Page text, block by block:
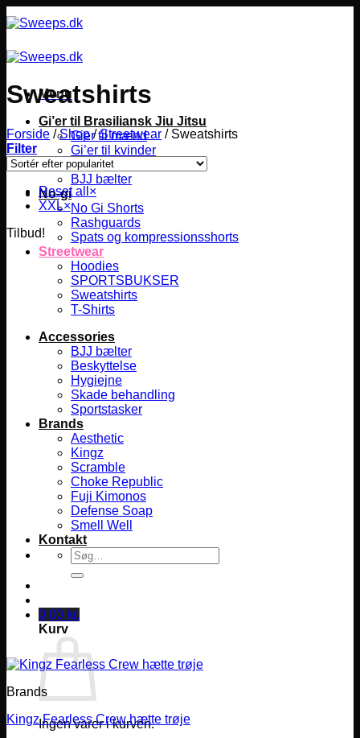
til
Menu
Gi’er til Brasiliansk Jiu Jitsu
Gier til mænd
Gi’er til kvinder
Gier til børn
BJJ bælter
No-gi
No Gi Shorts
Rashguards
Spats og kompressionsshorts
Streetwear
Hoodies
SPORTSBUKSER
Sweatshirts
T-Shirts
Accessories
BJJ bælter
Beskyttelse
Hygiejne
Skade behandling
Sportstasker
Brands
Aesthetic
Kingz
Scramble
Choke Republic
Fuji Kimonos
Defense Soap
Smell Well
Kontakt
Søg
efter:
0,00 kr.
Kurv
Ingen varer i kurven.
Sweatshirts
Forside / Shop / Streetwear /Sweatshirts
Filter
Reset all ×
XXL×
Tilbud!
Brands
Kingz Fearless Crew hætte trøje